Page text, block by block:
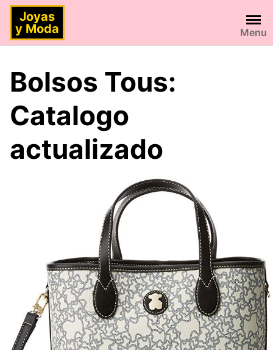
Saltar
contenido
Joyas
y Moda
Menu
Bolsos Tous:
Catalogo
actualizado